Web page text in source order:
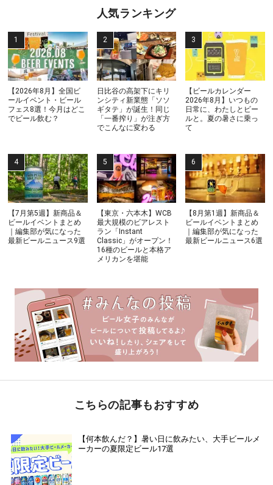
人気ランキング
【2026年8月】全国ビ
ールイベント・ビール
フェス8選！今月はどこ
でビール飲む？
日比谷の高架下にキリ
ンシティ新業態「ソソ
ギタテ」が誕生！同じ
「一番搾り」が注ぎ方
でこんなに変わる
【ビールカレンダー
2026年8月】いつもの
日常に、わたしとビー
ルと。夏の暑さに乗っ
て
【7月第5週】新商品＆
ビールイベントまとめ
｜編集部が気になった
最新ビールニュース9選
【東京・六本木】WCB
最大規模のビアレスト
ラン「Instant
Classic」がオープン！
16種のビールと本格ア
メリカンを堪能
【8月第1週】新商品＆
ビールイベントまとめ
｜編集部が気になった
最新ビールニュース6選
こちらの記事もおすすめ
【何本飲んだ？】暑い日に飲みたい、大手ビールメ
ーカーの夏限定ビール17選